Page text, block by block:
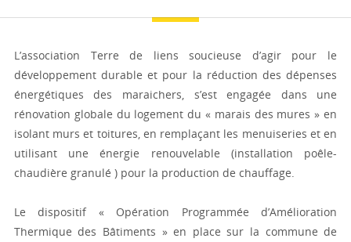
L’association Terre de liens soucieuse d’agir pour le
développement durable et pour la réduction des dépenses
énergétiques des maraichers, s’est engagée dans une
rénovation globale du logement du « marais des mures » en
isolant murs et toitures, en remplaçant les menuiseries et en
utilisant une énergie renouvelable (installation poêle-
chaudière granulé ) pour la production de chauffage.
Le dispositif « Opération Programmée d’Amélioration
Thermique des Bâtiments » en place sur la commune de